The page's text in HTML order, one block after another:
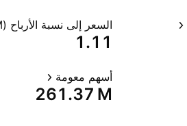
السعر إلى نسبة الأرباح (TTM)
1.11
أسهم معومة
‪261.37 M‬